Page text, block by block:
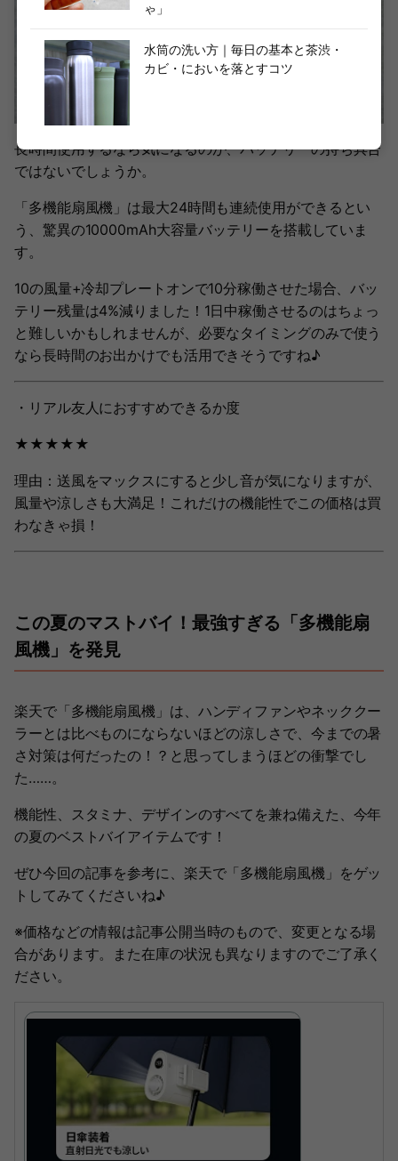
長時間使用するなら気になるのが、バッテリーの持ち具合
ではないでしょうか。
「多機能扇風機」は最大24時間も連続使用ができるとい
う、驚異の10000mAh大容量バッテリーを搭載していま
す。
10の風量+冷却プレートオンで10分稼働させた場合、バッ
テリー残量は4%減りました！1日中稼働させるのはちょっ
と難しいかもしれませんが、必要なタイミングのみで使う
なら長時間のお出かけでも活用できそうですね♪
・リアル友人におすすめできるか度
★★★★★
理由：送風をマックスにすると少し音が気になりますが、
風量や涼しさも大満足！これだけの機能性でこの価格は買
わなきゃ損！
この夏のマストバイ！最強すぎる「多機能扇
風機」を発見
楽天で「多機能扇風機」は、ハンディファンやネッククー
ラーとは比べものにならないほどの涼しさで、今までの暑
さ対策は何だったの！？と思ってしまうほどの衝撃でし
た……。
機能性、スタミナ、デザインのすべてを兼ね備えた、今年
の夏のベストバイアイテムです！
ぜひ今回の記事を参考に、楽天で「多機能扇風機」をゲッ
トしてみてくださいね♪
※価格などの情報は記事公開当時のもので、変更となる場
合があります。また在庫の状況も異なりますのでご了承く
ださい。
ゃ」
水筒の洗い方｜毎日の基本と茶渋・
カビ・においを落とすコツ